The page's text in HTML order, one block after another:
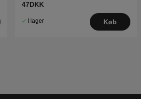
47DKK
I lager Køb